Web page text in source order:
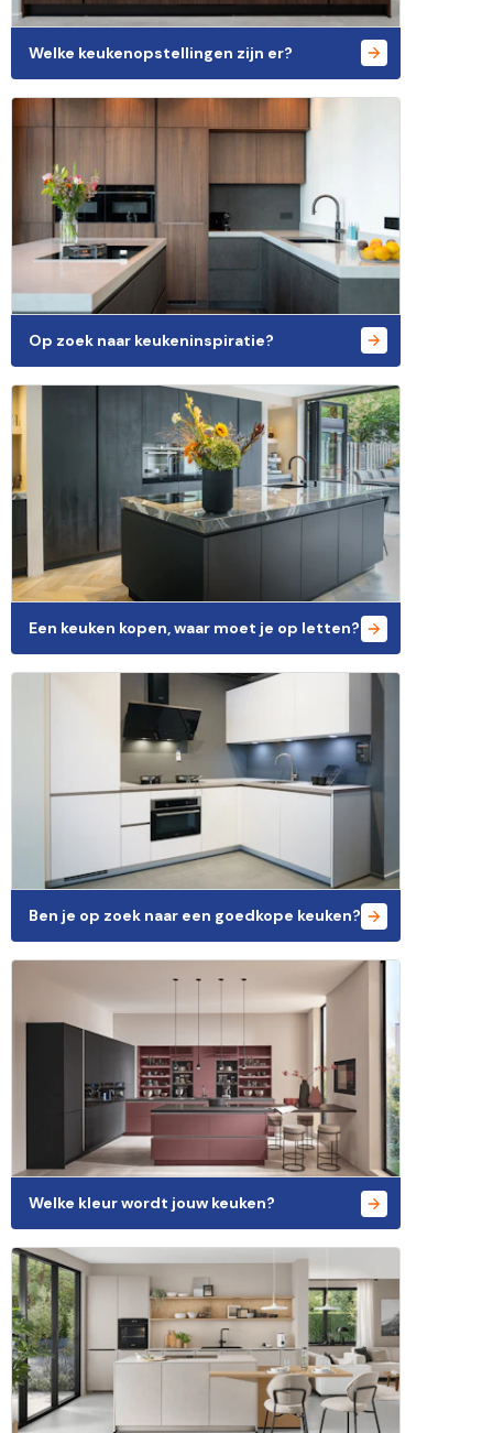
Welke keukenopstellingen zijn er?
Op zoek naar keukeninspiratie?
Een keuken kopen, waar moet je op letten?
Ben je op zoek naar een goedkope keuken?
Welke kleur wordt jouw keuken?